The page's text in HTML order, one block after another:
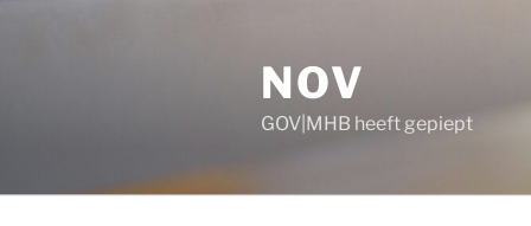
NOV
GOV|MHB heeft gepiept